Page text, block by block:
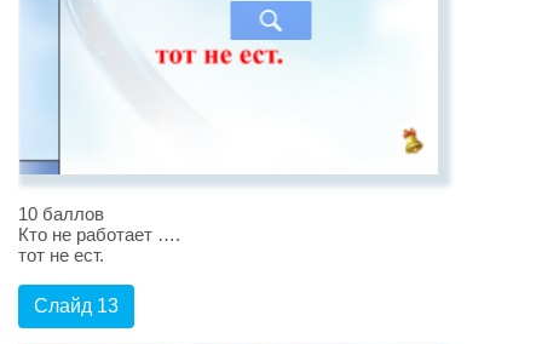
10 баллов
Кто не работает ….
тот не ест.
Слайд 13